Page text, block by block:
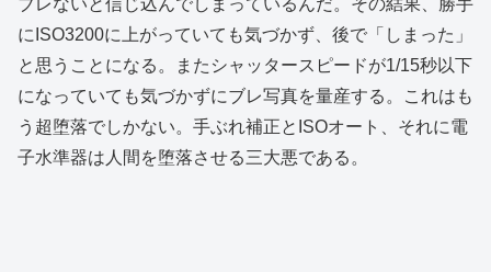
ブレないと信じ込んでしまっているんだ。その結果、勝手
にISO3200に上がっていても気づかず、後で「しまった」
と思うことになる。またシャッタースピードが1/15秒以下
になっていても気づかずにブレ写真を量産する。これはも
う超堕落でしかない。手ぶれ補正とISOオート、それに電
子水準器は人間を堕落させる三大悪である。